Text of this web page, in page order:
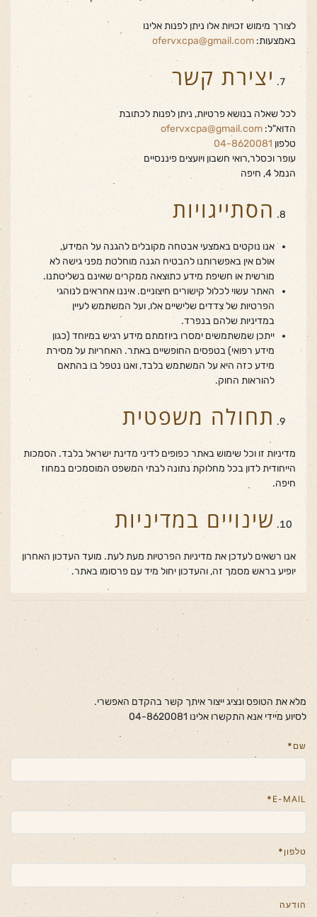
לצורך מימוש זכויות אלו ניתן לפנות אלינו
באמצעות: ofervxcpa@gmail.com
יצירת קשר
לכל שאלה בנושא פרטיות, ניתן לפנות לכתובת
הדוא"ל: ofervxcpa@gmail.com
טלפון 04-8620081
עופר וכסלר,רואי חשבון ויועצים פיננסיים
הנמל 4, חיפה
הסתייגויות
אנו נוקטים באמצעי אבטחה מקובלים להגנה על המידע,
אולם אין באפשרותנו להבטיח הגנה מוחלטת מפני גישה לא
מורשית או חשיפת מידע כתוצאה ממקרים שאינם בשליטתנו.
האתר עשוי לכלול קישורים חיצוניים. איננו אחראים לנוהגי
הפרטיות של צדדים שלישיים אלו, ועל המשתמש לעיין
במדיניות שלהם בנפרד.
ייתכן שמשתמשים ימסרו ביוזמתם מידע רגיש במיוחד (כגון
מידע רפואי) בטפסים החופשיים באתר. האחריות על מסירת
מידע כזה היא על המשתמש בלבד, ואנו נטפל בו בהתאם
להוראות החוק.
תחולה משפטית
מדיניות זו וכל שימוש באתר כפופים לדיני מדינת ישראל בלבד. הסמכות
הייחודית לדון בכל מחלוקת נתונה לבתי המשפט המוסמכים במחוז
חיפה.
שינויים במדיניות
אנו רשאים לעדכן את מדיניות הפרטיות מעת לעת. מועד העדכון האחרון
יופיע בראש מסמך זה, והעדכון יחול מיד עם פרסומו באתר.
מלא את הטופס ונציג ייצור איתך קשר בהקדם האפשרי.
לסיוע מיידי אנא התקשרו אלינו 04-8620081
שם *
E-MAIL
*
טלפון *
הודעה